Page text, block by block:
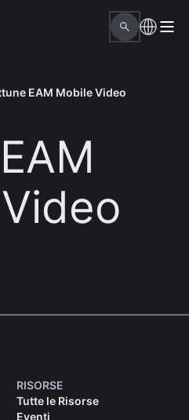
EAM Mobile Video
RISORSE
Tutte le Risorse
Eventi